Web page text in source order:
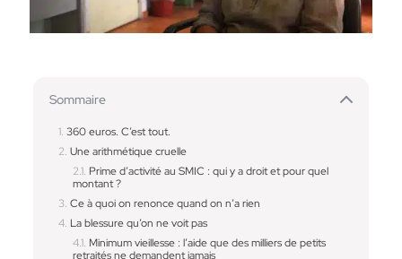
Sommaire
360 euros. C’est tout.
Une arithmétique cruelle
Prime d’activité au SMIC : qui y a droit et pour quel
montant ?
Ce à quoi on renonce quand on n’a rien
La blessure qu’on ne voit pas
Minimum vieillesse : l’aide que des milliers de petits
retraités ne demandent jamais